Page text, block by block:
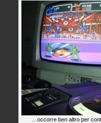
…occorre ben altro per